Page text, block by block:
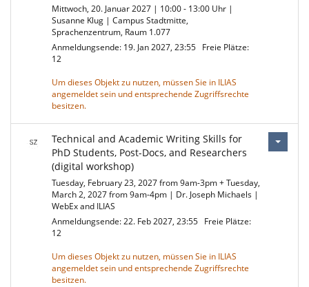
Mittwoch, 20. Januar 2027 | 10:00 - 13:00 Uhr |
Susanne Klug | Campus Stadtmitte,
Sprachenzentrum, Raum 1.077
Anmeldungsende: 19. Jan 2027, 23:55 Freie Plätze:
12
Um dieses Objekt zu nutzen, müssen Sie in ILIAS
angemeldet sein und entsprechende Zugriffsrechte
besitzen.
Technical and Academic Writing Skills for
PhD Students, Post-Docs, and Researchers
(digital workshop)
Tuesday, February 23, 2027 from 9am-3pm + Tuesday,
March 2, 2027 from 9am-4pm | Dr. Joseph Michaels |
WebEx and ILIAS
Anmeldungsende: 22. Feb 2027, 23:55 Freie Plätze:
12
Um dieses Objekt zu nutzen, müssen Sie in ILIAS
angemeldet sein und entsprechende Zugriffsrechte
besitzen.